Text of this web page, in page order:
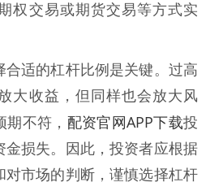
权交易或期货交易等方式实
适的杠杆比例是关键。过高
大收益，但同样也会放大风
不符， 配资官网APP下载投
金损失。因此，投资者应根据
对市场的判断，谨慎选择杠杆